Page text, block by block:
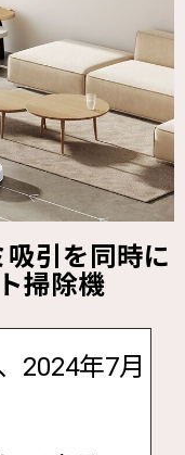
引を同時に
掃除機
2024年7月